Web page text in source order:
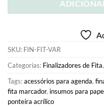
SKU: FIN-FIT-VAR
Categorias: Finalizadores de Fita,
Tags:acessórios para agenda,
fita marcador, insumos para
ponteira acrílico